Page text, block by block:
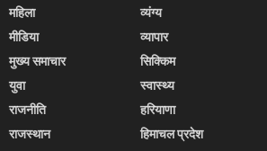
महिला
मीडिया
मुख्य समाचार
युवा
राजनीति
राजस्थान
व्यंग्य
व्यापार
सिक्किम
स्वास्थ्य
हरियाणा
हिमाचल प्रदेश